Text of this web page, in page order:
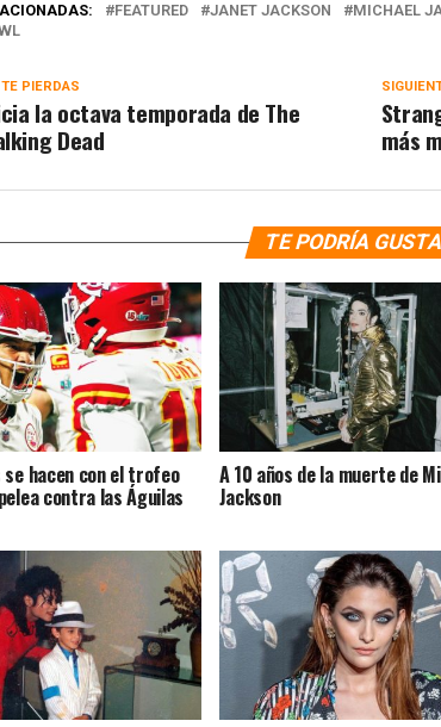
FEATURED JANET JACKSON MICHAEL
más
TE PIERDAS
la octava temporada de The
Dead
TE PODRÍA
se hacen con el trofeo
contra las Águilas
A 10 años de la muerte de
Jackson